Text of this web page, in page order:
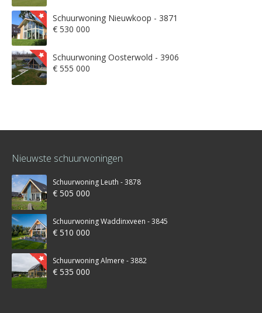
Schuurwoning Nieuwkoop - 3871
€ 530 000
Schuurwoning Oosterwold - 3906
€ 555 000
Nieuwste schuurwoningen
Schuurwoning Leuth - 3878
€ 505 000
Schuurwoning Waddinxveen - 3845
€ 510 000
Schuurwoning Almere - 3882
€ 535 000